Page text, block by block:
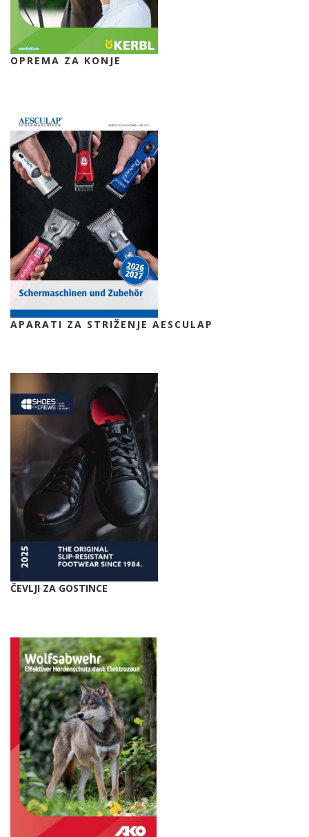
OPREMA ZA KONJE
APARATI ZA STRIŽENJE AESCULAP
ČEVLJI ZA GOSTINCE